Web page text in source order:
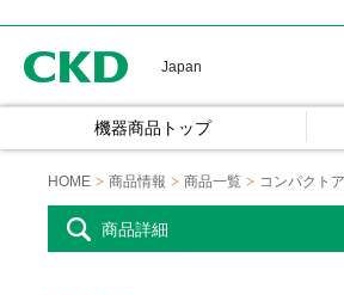
Japan
機器商品トップ
HOME 商品情報 商品一覧 コンパクト
商品詳細